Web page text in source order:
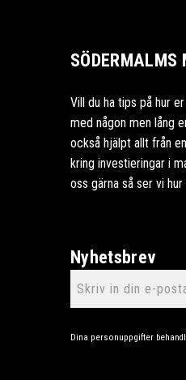
Vill du ha tips på hur
med någon men lång
också hjälpt allt från
kring investieringar i
oss gärna så ser vi
Nyhetsbrev
Dina personuppgifter